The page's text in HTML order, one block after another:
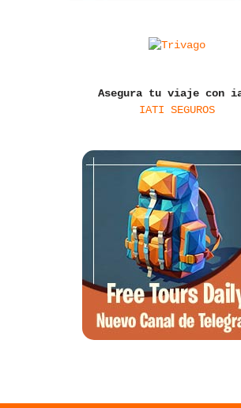
Asegura tu viaje con
IATI SEGUROS